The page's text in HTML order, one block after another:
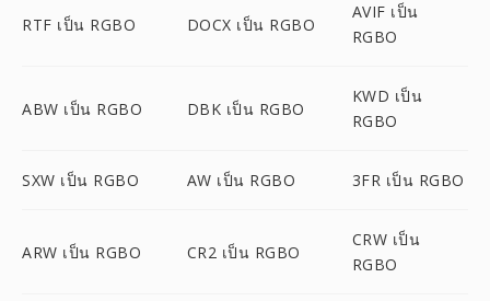
RTF เป็น RGBO DOCX เป็น RGBO
AVIF เป็น
RGBO
ABW เป็น RGBO DBK เป็น RGBO
KWD เป็น
RGBO
SXW เป็น RGBO AW เป็น RGBO 3FR เป็น RGBO
ARW เป็น RGBO CR2 เป็น RGBO
CRW เป็น
RGBO